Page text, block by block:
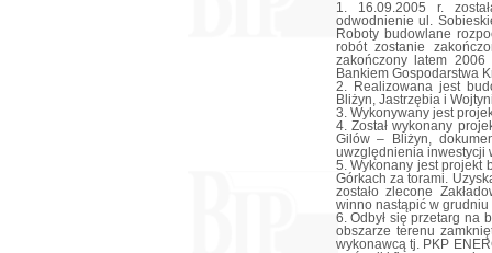
1. 16.09.2005 r.
odwodnienie ul.
Roboty budowlane
robót zostanie
zakończony latem
Bankiem Gospodarstwa
2. Realizowana jest
Bliżyn, Jastrzębia i
3. Wykonywany jest
4. Został wykonany
Gilów – Bliżyn,
uwzględnienia inwestycji
5. Wykonany jest projekt
Górkach za torami.
zostało zlecone
winno nastąpić w grudniu
6. Odbył się przetarg na
obszarze terenu
wykonawcą tj. PKP